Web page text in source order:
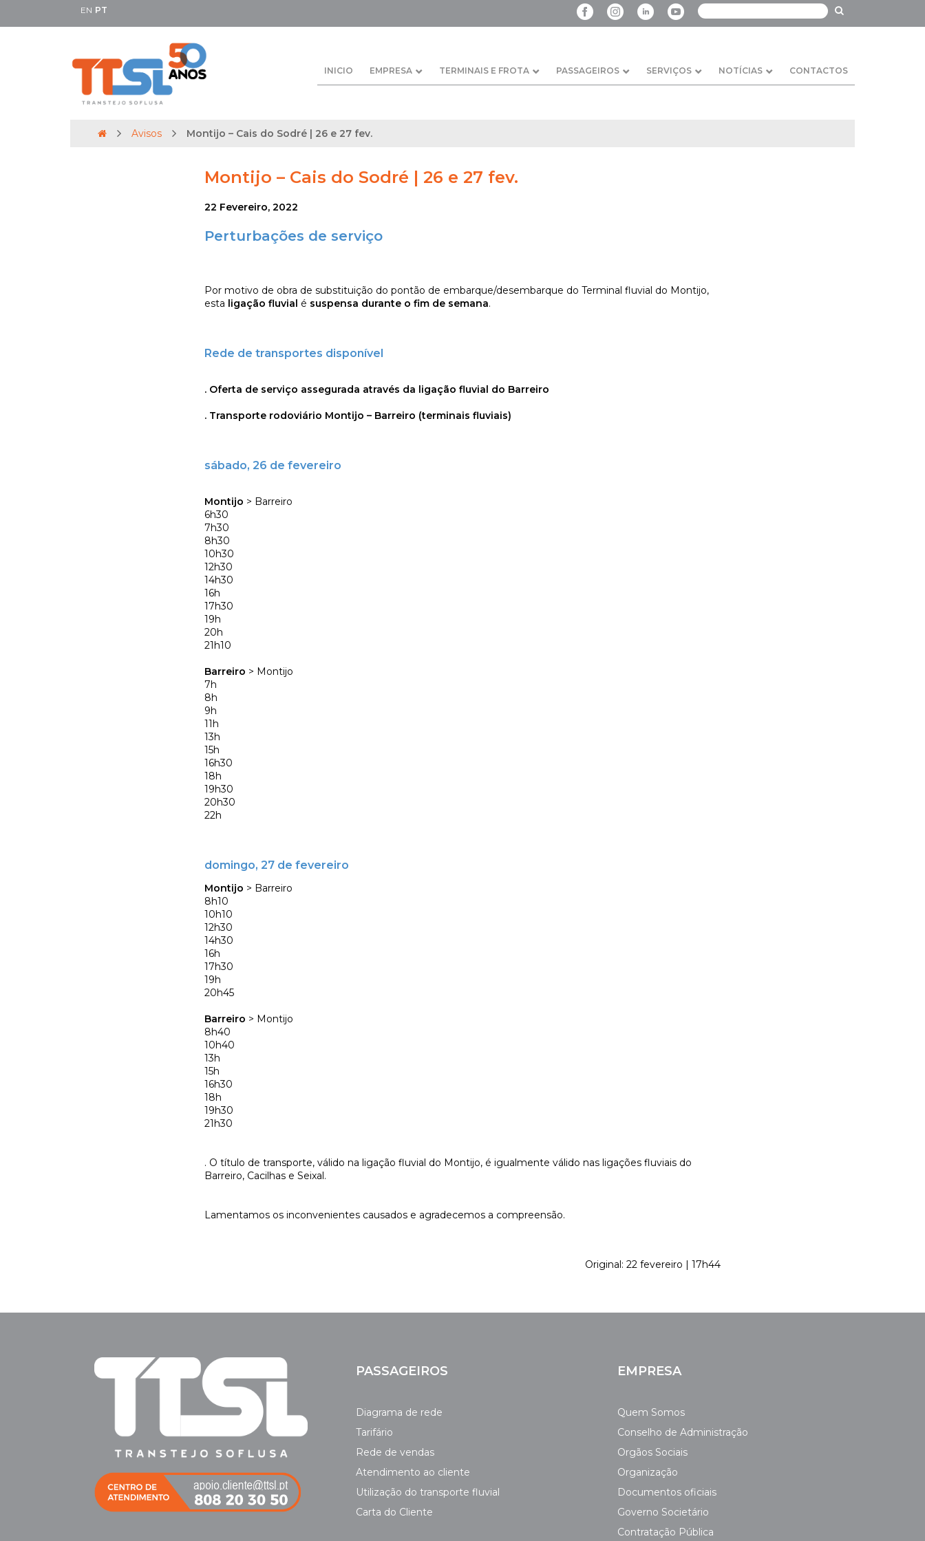
EN PT
INICIO EMPRESA TERMINAIS E FROTA PASSAGEIROS SERVIÇOS NOTÍCIAS CONTACTOS
Avisos Montijo – Cais do Sodré | 26 e 27 fev.
Montijo – Cais do Sodré | 26 e 27 fev.
22 Fevereiro, 2022
Perturbações de serviço
Por motivo de obra de substituição do pontão de embarque/desembarque do Terminal fluvial do Montijo,
esta ligação fluvial é suspensa durante o fim de semana.
Rede de transportes disponível
. Oferta de serviço assegurada através da ligação fluvial do Barreiro
. Transporte rodoviário Montijo – Barreiro (terminais fluviais)
sábado, 26 de fevereiro
Montijo > Barreiro
6h30
7h30
8h30
10h30
12h30
14h30
16h
17h30
19h
20h
21h10
Barreiro > Montijo
7h
8h
9h
11h
13h
15h
16h30
18h
19h30
20h30
22h
domingo, 27 de fevereiro
Montijo > Barreiro
8h10
10h10
12h30
14h30
16h
17h30
19h
20h45
Barreiro > Montijo
8h40
10h40
13h
15h
16h30
18h
19h30
21h30
. O título de transporte, válido na ligação fluvial do Montijo, é igualmente válido nas ligações fluviais do
Barreiro, Cacilhas e Seixal.
Lamentamos os inconvenientes causados e agradecemos a compreensão.
Original: 22 fevereiro | 17h44
PASSAGEIROS
Diagrama de rede
Tarifário
Rede de vendas
Atendimento ao cliente
Utilização do transporte fluvial
Carta do Cliente
EMPRESA
Quem Somos
Conselho de Administração
Orgãos Sociais
Organização
Documentos oficiais
Governo Societário
Contratação Pública